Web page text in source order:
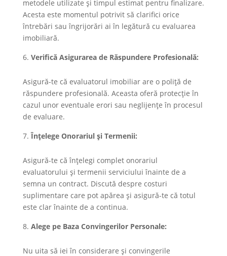
metodele utilizate și timpul estimat pentru finalizare.
Acesta este momentul potrivit să clarifici orice
întrebări sau îngrijorări ai în legătură cu evaluarea
imobiliară.
Verifică Asigurarea de Răspundere Profesională:
Asigură-te că evaluatorul imobiliar are o poliță de
răspundere profesională. Aceasta oferă protecție în
cazul unor eventuale erori sau neglijențe în procesul
de evaluare.
Înțelege Onorariul și Termenii:
Asigură-te că înțelegi complet onorariul
evaluatorului și termenii serviciului înainte de a
semna un contract. Discută despre costuri
suplimentare care pot apărea și asigură-te că totul
este clar înainte de a continua.
Alege pe Baza Convingerilor Personale:
Nu uita să iei în considerare și convingerile